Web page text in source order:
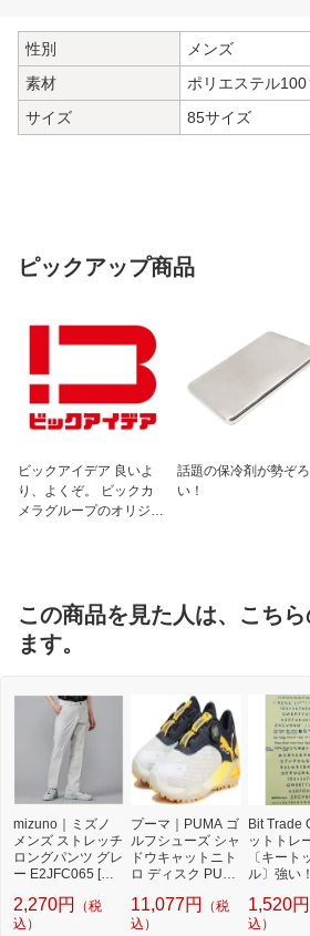
性別
メンズ
素材
ポリエステル100
サイズ
85サイズ
ピックアップ商品
ビックアイデア 良いよ
り、よくぞ。 ビックカ
メラグループのオリジナ
話題の保冷剤が勢ぞろ
い！
この商品を見た人は、こち
ます。
mizuno｜ミズノ
メンズ ストレッチ
ロングパンツ グレ
ー E2JFC065 [メ
【返品交換不可】
2,270円
（税
込）
プーマ｜PUMA ゴ
ルフシューズ シャ
ドウキャットニト
ロ ディスク PUM
AVY-SUN STR 31
021907 [メンズ /2
11,077円
（税
込）
Bit Trade
ットトレ
〔キート
ル〕強い
プシール
ルー
1,520円
込）